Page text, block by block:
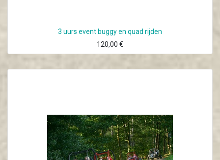
3 uurs event buggy en quad rijden
120,00 €